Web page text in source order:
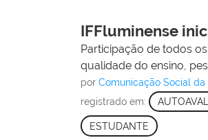
IFFluminense
Participação de todos
qualidade do ensino,
porComunicação Social da
registrado em:
ESTUDANTE